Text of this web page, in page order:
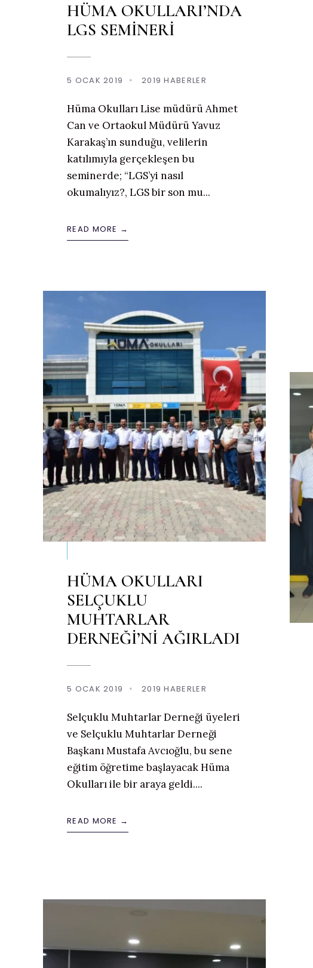
HÜMA OKULLARI’NDA
LGS SEMİNERİ
5 OCAK 2019 • 2019 HABERLER
Hüma Okulları Lise müdürü Ahmet
Can ve Ortaokul Müdürü Yavuz
Karakaş’ın sunduğu, velilerin
katılımıyla gerçekleşen bu
seminerde; “LGS’yi nasıl
okumalıyız?, LGS bir son mu...
READ MORE →
HÜMA OKULLARI
SELÇUKLU
MUHTARLAR
DERNEĞİ’Nİ AĞIRLADI
5 OCAK 2019 • 2019 HABERLER
Selçuklu Muhtarlar Derneği üyeleri
ve Selçuklu Muhtarlar Derneği
Başkanı Mustafa Avcıoğlu, bu sene
eğitim öğretime başlayacak Hüma
Okulları ile bir araya geldi....
READ MORE →